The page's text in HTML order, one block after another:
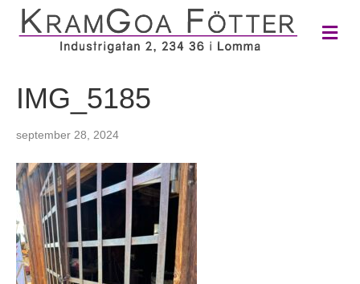
M
e
IMG_5185
september 28, 2024